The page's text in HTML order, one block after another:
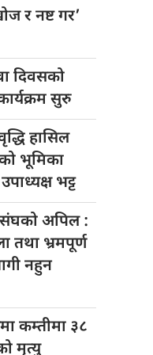
र नष्ट गर’
दिवसको
सुरु
हासिल
भूमिका
भट्ट
संघको अपिल :
भ्रमपूर्ण
नहुन
कम्तीमा ३८
मृत्यु